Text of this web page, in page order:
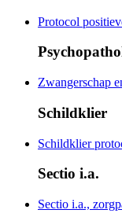
Protocol
Zwangerschap
Schildklier
Schildklier
Sectio i.a.
Sectio i.a.,